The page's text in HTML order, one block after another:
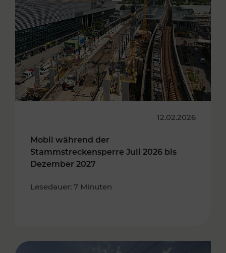
12.02.2026
Mobil während der
Stammstreckensperre Juli 2026 bis
Dezember 2027
Lesedauer: 7 Minuten